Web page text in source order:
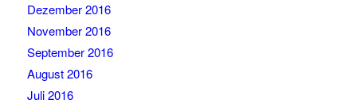
Dezember 2016
November 2016
September 2016
August 2016
Juli 2016